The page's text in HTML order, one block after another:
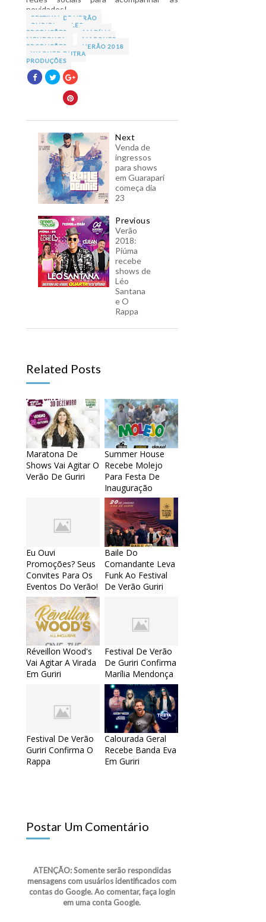
novidades!
FESTIVAL DE VERÃO
GURIRI
LEO
PRODUÇÕES
MARÍLIA
MENDONÇA
MARQUES
PRODUÇÕES
VERÃO 2018
WAGNER DUTRA
PRODUÇÕES
Next
Venda de
ingressos
para shows
em Guarapari
começa dia
23
Previous
Verão
2018:
Piúma
recebe
shows de
Léo
Santana
e O
Rappa
Related Posts
Maratona De
Shows Vai Agitar O
Verão De Guriri
Summer House
Recebe Molejo
Para Festa De
Inauguração
Eu Ouvi
Promoções? Seus
Convites Para Os
Eventos Do Verão!
Baile Do
Comandante Leva
Funk Ao Festival
De Verão Guriri
Réveillon Wood's
Vai Agitar A Virada
Em Guriri
Festival De Verão
De Guriri Confirma
Marília Mendonça
Festival De Verão
Guriri Confirma O
Rappa
Calourada Geral
Recebe Banda Eva
Em Guriri
Postar Um Comentário
ATENÇÃO: Somente serão respondidas
mensagens com usuários identificados com
contas do Google. Ao comentar, faça login
em uma conta Google.